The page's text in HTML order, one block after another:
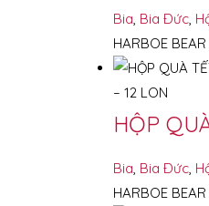
Bia, Bia Ðức,
HARBOE
HỘP
Bia, Bia Ðức,
HARBOE